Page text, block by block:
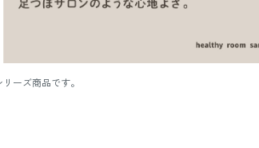
ーズ商品です。